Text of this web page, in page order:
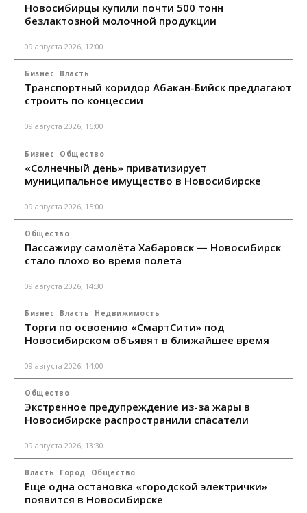
Новосибирцы купили почти 500 тонн
безлактозной молочной продукции
09 августа 2026, 17:00
Бизнес Власть
Транспортный коридор Абакан-Бийск предлагают
строить по концессии
09 августа 2026, 16:00
Бизнес Общество
«Солнечный день» приватизирует
муниципальное имущество в Новосибирске
09 августа 2026, 15:00
Общество
Пассажиру самолёта Хабаровск — Новосибирск
стало плохо во время полета
09 августа 2026, 14:30
Бизнес Власть Недвижимость
Торги по освоению «СмартСити» под
Новосибирском объявят в ближайшее время
09 августа 2026, 14:00
Общество
Экстренное предупреждение из-за жары в
Новосибирске распространили спасатели
09 августа 2026, 13:30
Власть Город Общество
Еще одна остановка «городской электрички»
появится в Новосибирске